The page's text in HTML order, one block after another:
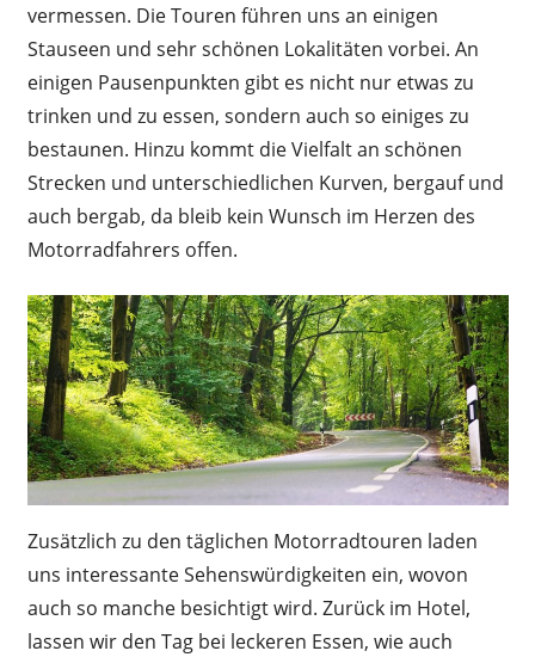
vermessen. Die Touren führen uns an einigen
Stauseen und sehr schönen Lokalitäten vorbei. An
einigen Pausenpunkten gibt es nicht nur etwas zu
trinken und zu essen, sondern auch so einiges zu
bestaunen. Hinzu kommt die Vielfalt an schönen
Strecken und unterschiedlichen Kurven, bergauf und
auch bergab, da bleib kein Wunsch im Herzen des
Motorradfahrers offen.
Zusätzlich zu den täglichen Motorradtouren laden
uns interessante Sehenswürdigkeiten ein, wovon
auch so manche besichtigt wird. Zurück im Hotel,
lassen wir den Tag bei leckeren Essen, wie auch